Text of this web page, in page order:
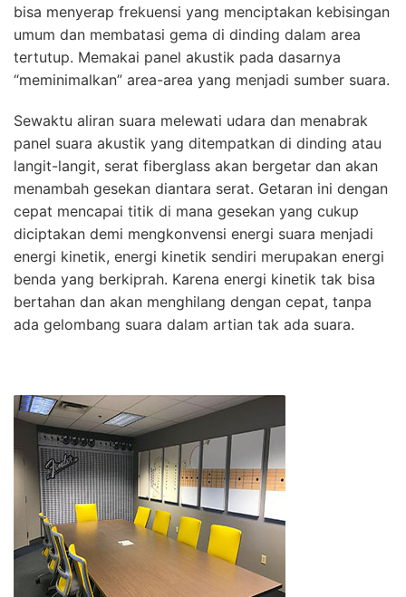
bisa menyerap frekuensi yang menciptakan kebisingan
umum dan membatasi gema di dinding dalam area
tertutup. Memakai panel akustik pada dasarnya
“meminimalkan” area-area yang menjadi sumber suara.
Sewaktu aliran suara melewati udara dan menabrak
panel suara akustik yang ditempatkan di dinding atau
langit-langit, serat fiberglass akan bergetar dan akan
menambah gesekan diantara serat. Getaran ini dengan
cepat mencapai titik di mana gesekan yang cukup
diciptakan demi mengkonvensi energi suara menjadi
energi kinetik, energi kinetik sendiri merupakan energi
benda yang berkiprah. Karena energi kinetik tak bisa
bertahan dan akan menghilang dengan cepat, tanpa
ada gelombang suara dalam artian tak ada suara.